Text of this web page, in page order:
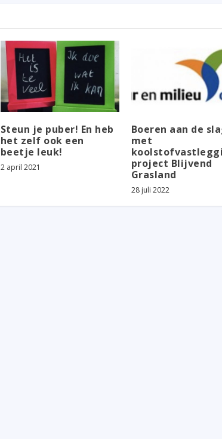
Steun je puber! En heb
het zelf ook een
beetje leuk!
2 april 2021
Boeren aan de
met
project Blijvend
Grasland
28 juli 2022